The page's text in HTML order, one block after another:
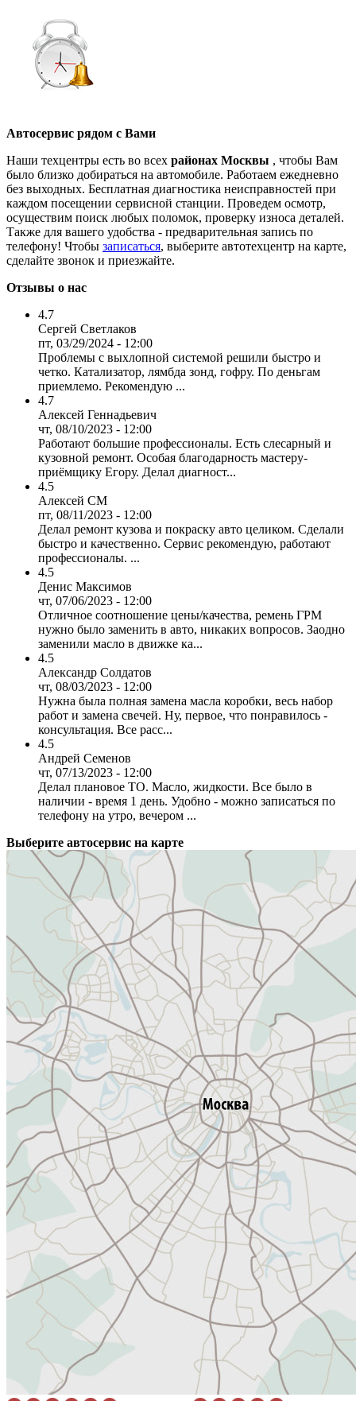
Автосервис рядом с Вами
Наши техцентры есть во всех районах Москвы , чтобы Вам
было близко добираться на автомобиле. Работаем ежедневно
без выходных. Бесплатная диагностика неисправностей при
каждом посещении сервисной станции. Проведем осмотр,
осуществим поиск любых поломок, проверку износа деталей.
Также для вашего удобства - предварительная запись по
телефону! Чтобы записаться, выберите автотехцентр на карте,
сделайте звонок и приезжайте.
Отзывы о нас
4.7
Сергей Светлаков
пт, 03/29/2024 - 12:00
Проблемы с выхлопной системой решили быстро и
четко. Катализатор, лямбда зонд, гофру. По деньгам
приемлемо. Рекомендую ...
4.7
Алексей Геннадьевич
чт, 08/10/2023 - 12:00
Работают большие профессионалы. Есть слесарный и
кузовной ремонт. Особая благодарность мастеру-
приёмщику Егору. Делал диагност...
4.5
Алексей СМ
пт, 08/11/2023 - 12:00
Делал ремонт кузова и покраску авто целиком. Сделали
быстро и качественно. Сервис рекомендую, работают
профессионалы. ...
4.5
Денис Максимов
чт, 07/06/2023 - 12:00
Отличное соотношение цены/качества, ремень ГРМ
нужно было заменить в авто, никаких вопросов. Заодно
заменили масло в движке ка...
4.5
Александр Солдатов
чт, 08/03/2023 - 12:00
Нужна была полная замена масла коробки, весь набор
работ и замена свечей. Ну, первое, что понравилось -
консультация. Все расс...
4.5
Андрей Семенов
чт, 07/13/2023 - 12:00
Делал плановое ТО. Масло, жидкости. Все было в
наличии - время 1 день. Удобно - можно записаться по
телефону на утро, вечером ...
Выберите автосервис на карте